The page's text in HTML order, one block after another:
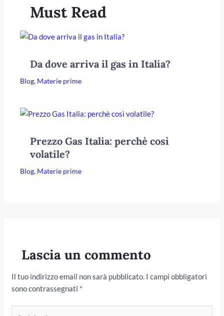
Must Read
Da dove arriva il gas in Italia?
Blog, Materie prime
Prezzo Gas Italia: perchè così
volatile?
Blog, Materie prime
Lascia un commento
Il tuo indirizzo email non sarà pubblicato. I campi obbligatori
sono contrassegnati *